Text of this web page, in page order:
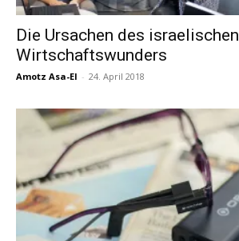
Die Ursachen des israelischen
Wirtschaftswunders
Amotz Asa-El - 24. April 2018